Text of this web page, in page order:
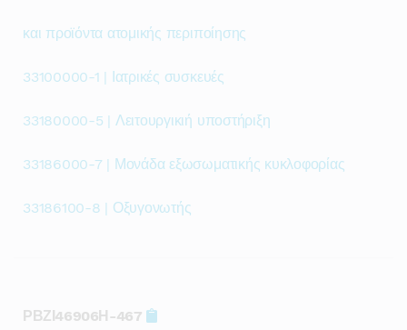
και προϊόντα ατομικής περιποίησης
33100000-1 | Ιατρικές συσκευές
33180000-5 | Λειτουργικιή υποστήριξη
33186000-7 | Μονάδα εξωσωματικής κυκλοφορίας
33186100-8 | Οξυγονωτής
ΡΒΖΙ46906Η-467